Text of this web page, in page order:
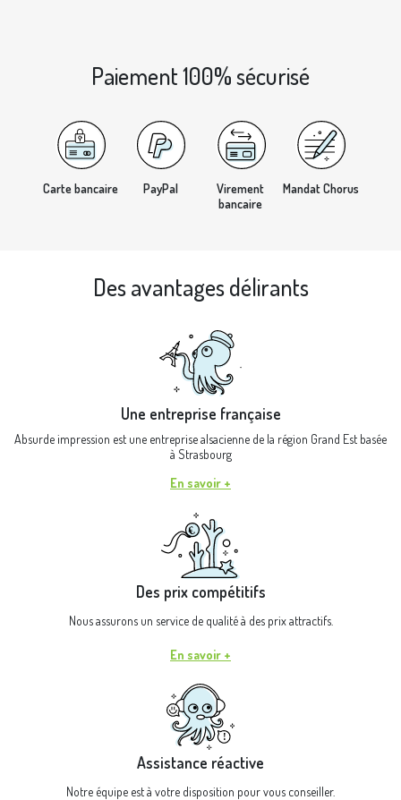
Paiement 100% sécurisé
Carte bancaire PayPal
Virement
bancaire
Mandat Chorus
Des avantages délirants
Une entreprise française
Absurde impression est une entreprise alsacienne de la région Grand Est basée
à Strasbourg
En savoir +
Des prix compétitifs
Nous assurons un service de qualité à des prix attractifs.
En savoir +
Assistance réactive
Notre équipe est à votre disposition pour vous conseiller.